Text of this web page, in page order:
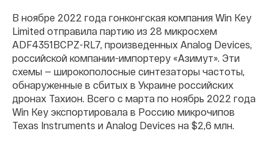
В ноябре 2022 года гонконгская компания Win Key
Limited отправила партию из 28 микросхем
ADF4351BCPZ-RL7, произведенных Analog Devices,
российской компании-импортеру «Азимут». Эти
схемы — широкополосные синтезаторы частоты,
обнаруженные в сбитых в Украине российских
дронах Тахион. Всего с марта по ноябрь 2022 года
Win Key экспортировала в Россию микрочипов
Texas Instruments и Analog Devices на $2,6 млн.